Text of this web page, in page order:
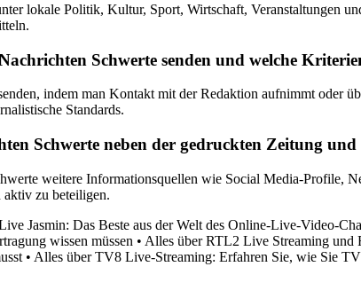
lokale Politik, Kultur, Sport, Wirtschaft, Veranstaltungen
Schwerte senden und welche
indem man Kontakt mit der Redaktion aufnimmt oder
Standards.
Schwerte neben der gedruckten Zeitung und
weitere Informationsquellen wie Social Media-Profile,
aktiv zu beteiligen.
Jasmin: Das Beste aus der Welt des Online-Live-Video-
wissen müssen • Alles über RTL2 Live Streaming und
• Alles über TV8 Live-Streaming: Erfahren Sie, wie Sie